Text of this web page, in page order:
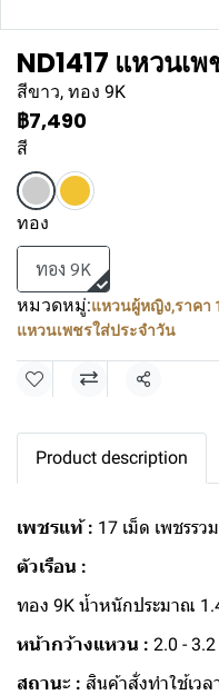
ND1417 แหวนเ
สีขาว, ทอง 9K
฿7,490
สี
ทอง
ทอง 9K
หมวดหมู่:แหวนผู้หญิง,ราคา
แหวนเพชรใส่ประจำวัน
แชร์
Product description
เพชรแท้ : 17 เม็ด เพชรรว
ตัวเรือน :
ทอง 9K น้ำหนักประมาณ
หน้ากว้างแหวน : 2.0 -
สถานะ : สินค้าสั่งทำใช้เวล